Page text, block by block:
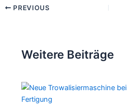
PREVIOUS
Weitere Beiträge